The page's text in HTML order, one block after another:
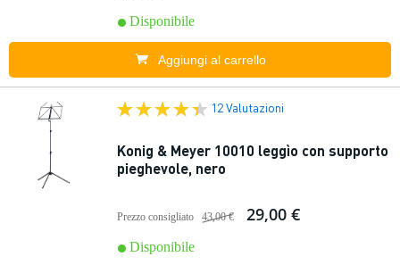
Disponibile
Aggiungi al carrello
12 Valutazioni
Konig & Meyer 10010 leggìo con supporto
pieghevole, nero
Prezzo consigliato 43,00 € 29,00 €
Disponibile